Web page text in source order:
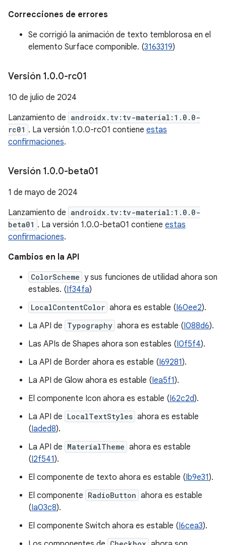
Correcciones de errores
Se corrigió la animación de texto temblorosa en el
elemento Surface componible. (3163319)
Versión 1.0.0-rc01
10 de julio de 2024
Lanzamiento de androidx.tv:tv-material:1.0.0-
rc01 . La versión 1.0.0-rc01 contiene estas
confirmaciones.
Versión 1.0.0-beta01
1 de mayo de 2024
Lanzamiento de androidx.tv:tv-material:1.0.0-
beta01 . La versión 1.0.0-beta01 contiene estas
confirmaciones.
Cambios en la API
ColorScheme y sus funciones de utilidad ahora son
estables. (If34fa)
LocalContentColor ahora es estable (I60ee2).
La API de Typography ahora es estable (I088d6).
Las APIs de Shapes ahora son estables (I0f5f4).
La API de Border ahora es estable (I69281).
La API de Glow ahora es estable (Iea5f1).
El componente Icon ahora es estable (I62c2d).
La API de LocalTextStyles ahora es estable
(Iaded8).
La API de MaterialTheme ahora es estable
(I2f541).
El componente de texto ahora es estable (Ib9e31).
El componente RadioButton ahora es estable
(Ia03c8).
El componente Switch ahora es estable (I6cea3).